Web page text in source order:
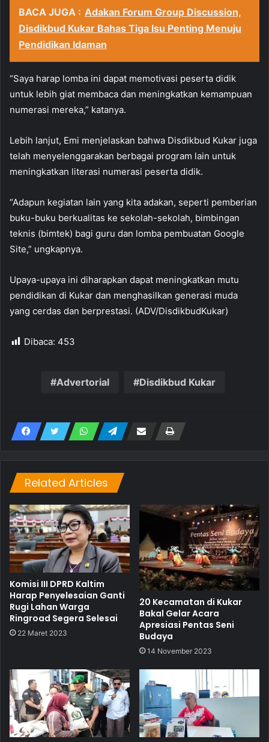
BACA JUGA : Adakan Forum Group Discussion,
Disdikbud Kukar Bahas Tiga Isu Penting Menuju
Pendidikan Idaman
“Saya harap lomba ini dapat memotivasi peserta didik
untuk lebih giat membaca dan meningkatkan kemampuan
numerasi mereka,” katanya.
Lebih lanjut, Emi menjelaskan bahwa Disdikbud Kukar juga
telah menyelenggarakan berbagai program lain untuk
meningkatkan literasi numerasi peserta didik.
“Adapun kegiatan lain yang kita adakan, seperti pemberian
buku-buku berkualitas ke sekolah-sekolah, bimbingan
teknis (bimtek) bagi guru dan lomba pembuatan Google
Site,” ungkapnya.
Upaya-upaya ini diharapkan dapat meningkatkan mutu
pendidikan di Kukar dan menghasilkan generasi muda
yang cerdas dan berprestasi. (ADV/DisdikbudKukar)
Dibaca: 453
Advertorial Disdikbud Kukar
Related Articles
Komisi III DPRD Kaltim
Harap Penyelesaian Ganti
Rugi Lahan Warga
Ringroad Segera Selesai
22 Maret 2023
20 Kecamatan di Kukar
Bakal Gelar Acara
Apresiasi Pentas Seni
Budaya
14 November 2023